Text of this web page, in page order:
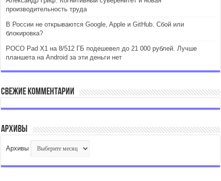
производительность труда
В России не открываются Google, Apple и GitHub. Сбой или
блокировка?
POCO Pad X1 на 8/512 ГБ подешевел до 21 000 рублей. Лучше
планшета на Android за эти деньги нет
Свежие комментарии
Архивы
Архивы